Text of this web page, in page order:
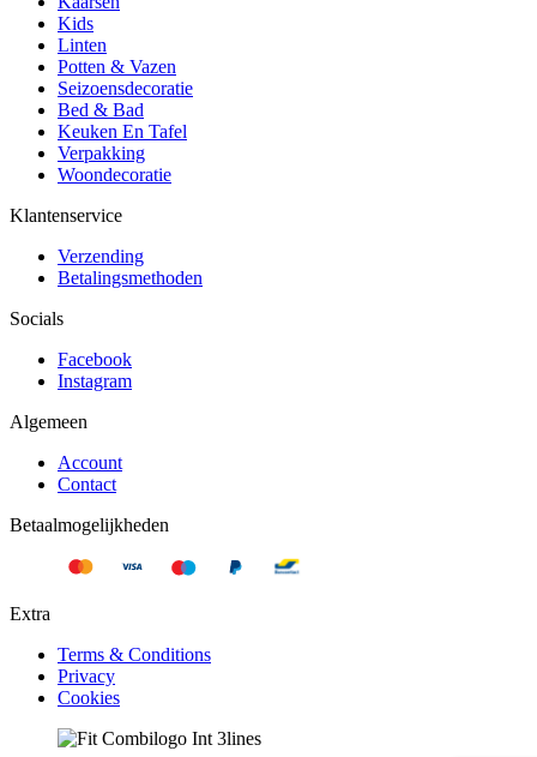
Kids
Linten
Potten & Vazen
Seizoensdecoratie
Bed & Bad
Keuken En Tafel
Verpakking
Woondecoratie
Klantenservice
Verzending
Betalingsmethoden
Socials
Facebook
Instagram
Algemeen
Account
Contact
Betaalmogelijkheden
Extra
Terms & Conditions
Privacy
Cookies